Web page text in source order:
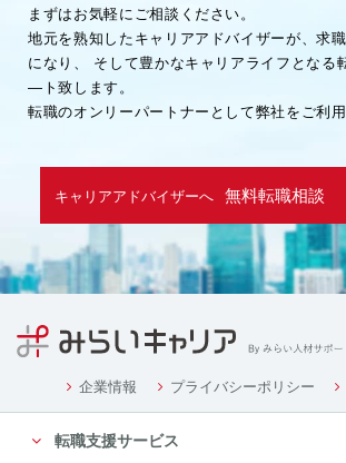
ため
（３）取引先企業情報
・業務を履行するため
・企業様へ各種連絡を行うため
（４）募集や採用に応募頂く方の情報
（５）当社従業者の情報
・人事や労務、福利厚生などの業務連絡
４．個人情報の委託について
当社は、業務を円滑に進める等の理由か
部を外部に委託する際に、個人情報を委
る場合があります。ただし、委託先に開
の個人情報は、当該業務の委託に必要と
最小限の個人情報のみとし、かつ使用範
まずはお気軽にご相談ください。
地元を熟知したキャリアアドバイザーが、求
になり、
そして豊かなキャリアライフとなる
―ト致します。
転職のオンリーパートナーとして弊社をご利用
キャリアアドバイザーへ 無料転職相談
企業情報 プライバシーポリシー
転職支援サービス